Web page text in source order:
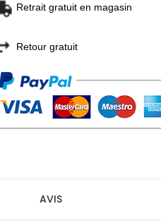
Retrait gratuit en magasin
Retour gratuit
AVIS